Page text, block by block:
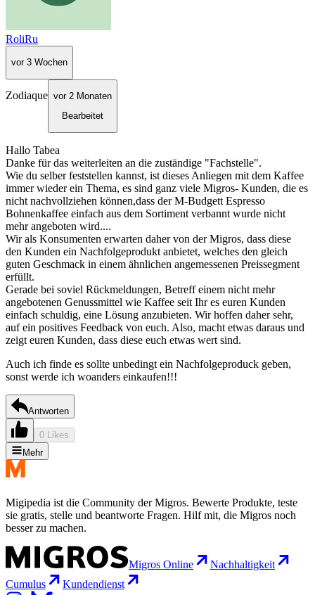
RoliRu
vor 3 Wochen
Zodiaque vor 2 Monaten
Bearbeitet
Hallo Tabea
Danke für das weiterleiten an die zuständige "Fachstelle".
Wie du selber feststellen kannst, ist dieses Anliegen mit dem Kaffee
immer wieder ein Thema, es sind ganz viele Migros- Kunden, die es
nicht nachvollziehen können,dass der M-Budgett Espresso
Bohnenkaffee einfach aus dem Sortiment verbannt wurde nicht
mehr angeboten wird....
Wir als Konsumenten erwarten daher von der Migros, dass diese
den Kunden ein Nachfolgeprodukt anbietet, welches den gleich
guten Geschmack in einem ähnlichen angemessenen Preissegment
erfüllt.
Gerade bei soviel Rückmeldungen, Betreff einem nicht mehr
angebotenen Genussmittel wie Kaffee seit Ihr es euren Kunden
einfach schuldig, eine Lösung anzubieten. Wir hoffen daher sehr,
auf ein positives Feedback von euch. Also, macht etwas daraus und
zeigt euren Kunden, dass diese euch etwas wert sind.
Auch ich finde es sollte unbedingt ein Nachfolgeproduck geben,
sonst werde ich woanders einkaufen!!!
Antworten
0 Likes
Mehr
Migipedia ist die Community der Migros. Bewerte Produkte, teste
sie gratis, stelle und beantworte Fragen. Hilf mit, die Migros noch
besser zu machen.
Migros Online
Nachhaltigkeit
Cumulus
Kundendienst